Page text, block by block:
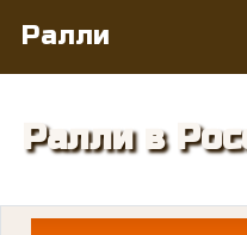
Ралли
Ралли в